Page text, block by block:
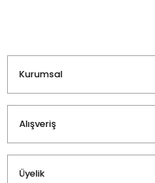
Kurumsal
Alışveriş
Üyelik